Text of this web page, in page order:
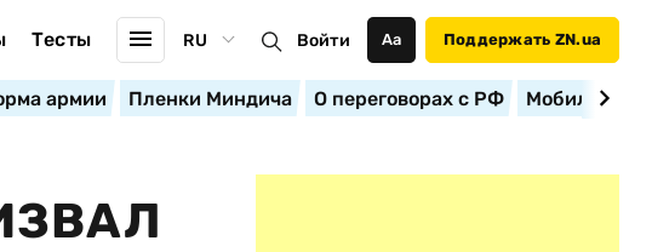
Тесты RU Войти Аа Поддержать ZN.ua
армии Пленки Миндича О переговорах с РФ